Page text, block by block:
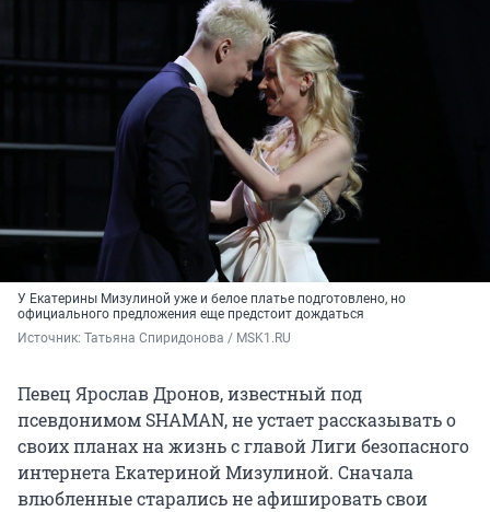
У Екатерины Мизулиной уже и белое платье подготовлено, но
официального предложения еще предстоит дождаться
Источник: Татьяна Спиридонова / MSK1.RU
Певец Ярослав Дронов, известный под
псевдонимом SHAMAN, не устает рассказывать о
своих планах на жизнь с главой Лиги безопасного
интернета Екатериной Мизулиной. Сначала
влюбленные старались не афишировать свои